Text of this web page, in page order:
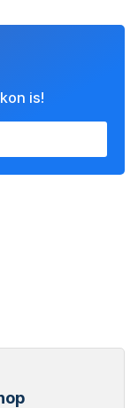
is!